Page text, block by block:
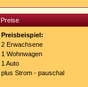
Preise
Preisbeispiel:
2 Erwachsene
1 Wohnwagen
1 Auto
plus Strom - pauschal